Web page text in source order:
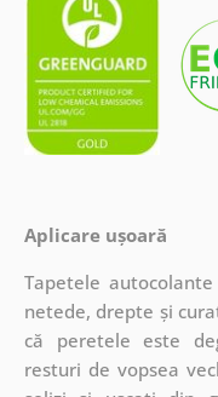
Aplicare ușoară
Tapetele
netede, drepte și
că peretele este
resturi de vopsea